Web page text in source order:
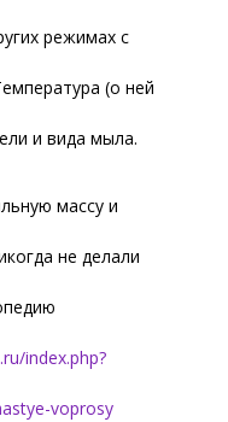
режимах с
(о ней
и вида мыла.
массу и
не делали
index.php?
voprosy